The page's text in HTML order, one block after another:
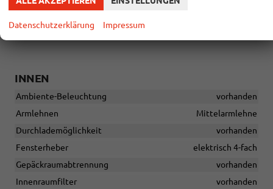
Care Connect (3 Jahre)
INNEN
Ambiente-Beleuchtung
vorhanden
Armlehnen
Mittelarmlehne
Durchlademöglichkeit
vorhanden
Fensterheber
elektrisch 4-fach
Gepäckraumabtrennung
vorhanden
Innenraumfilter
vorhanden
Datenschutzerklärung Impressum